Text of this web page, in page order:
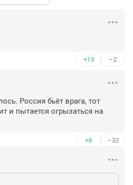
+13 –2
Россия бьёт врага, тот
и пытается огрызаться на
+8 –32